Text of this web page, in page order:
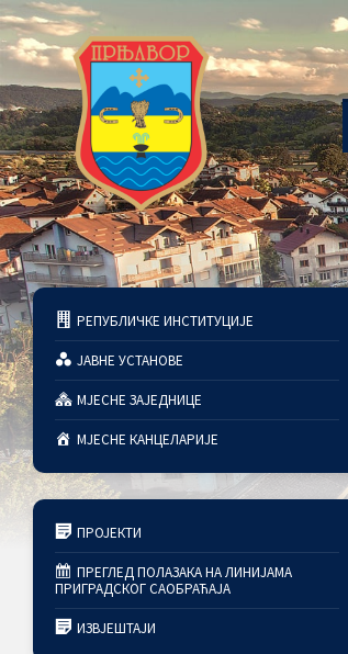
РЕПУБЛИЧКЕ ИНСТИТУЦИЈЕ
ЈАВНЕ УСТАНОВЕ
МЈЕСНЕ ЗАЈЕДНИЦЕ
МЈЕСНЕ КАНЦЕЛАРИЈЕ
ПРОЈЕКТИ
ПРЕГЛЕД ПОЛАЗАКА НА ЛИНИЈАМА
ПРИГРАДСКОГ САОБРАЋАЈА
ИЗВЈЕШТАЈИ